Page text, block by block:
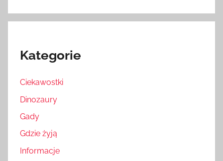
Kategorie
Ciekawostki
Dinozaury
Gady
Gdzie żyją
Informacje